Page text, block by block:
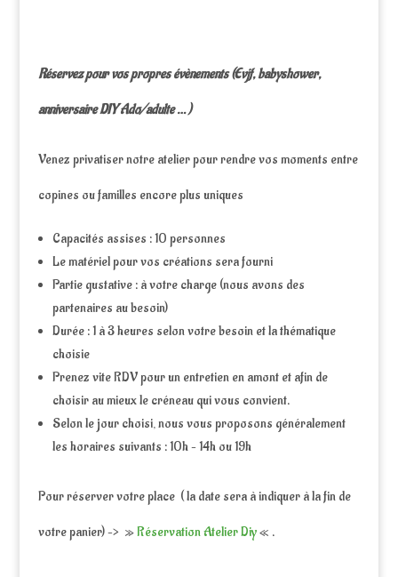
Réservez pour vos propres évènements (Evjf, babyshower,
anniversaire DIY Ado/adulte … )
Venez privatiser notre atelier pour rendre vos moments entre
copines ou familles encore plus uniques
Capacités assises : 10 personnes
Le matériel pour vos créations sera fourni
Partie gustative : à votre charge (nous avons des
partenaires au besoin)
Durée : 1 à 3 heures selon votre besoin et la thématique
choisie
Prenez vite RDV pour un entretien en amont et afin de
choisir au mieux le créneau qui vous convient.
Selon le jour choisi, nous vous proposons généralement
les horaires suivants : 10h – 14h ou 19h
Pour réserver votre place ( la date sera à indiquer à la fin de
votre panier) –> »Réservation Atelier Diy« .